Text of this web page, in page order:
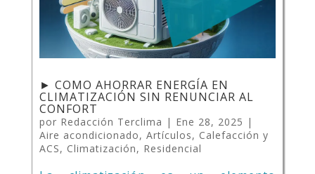
► COMO AHORRAR ENERGÍA EN
CLIMATIZACIÓN SIN RENUNCIAR AL
CONFORT
por Redacción Terclima | Ene 28, 2025 |
Aire acondicionado, Artículos, Calefacción y
ACS, Climatización, Residencial